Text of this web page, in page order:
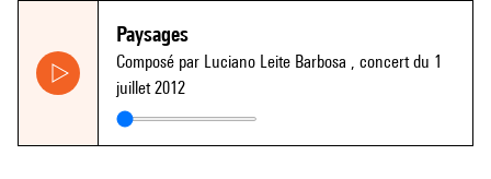
Paysages
Composé par Luciano Leite Barbosa , concert du 1
juillet 2012